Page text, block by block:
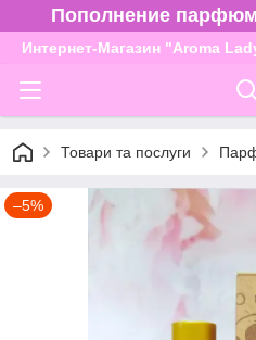
Пополнение
Интернет-Магазин "Aroma
Товари та послуги
–5%